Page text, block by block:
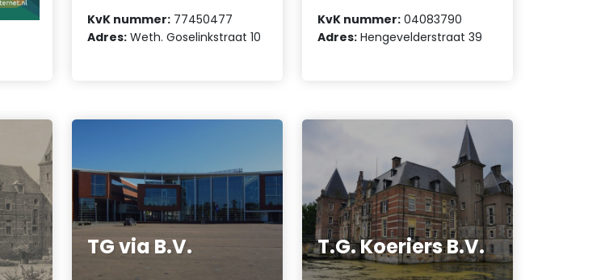
KvK nummer: 77450477
Adres: Weth. Goselinkstraat 10
KvK nummer: 04083790
Adres: Hengevelderstraat 39
TG via B.V. T.G. Koeriers B.V.